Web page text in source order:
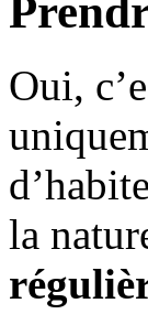
Oui,
la